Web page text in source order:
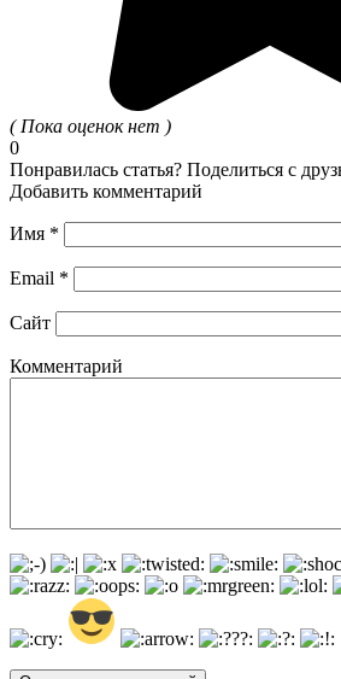
( Пока оценок нет )
0
Понравилась статья? Поделиться с
Добавить комментарий
Имя *
Email *
Сайт
Комментарий